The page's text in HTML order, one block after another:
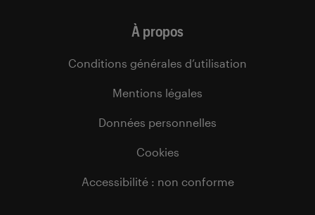
À propos
Conditions générales d’utilisation
Mentions légales
Données personnelles
Cookies
Accessibilité : non conforme